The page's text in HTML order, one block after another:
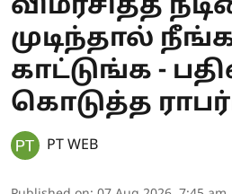
விமர்சித்த
முடிந்தால்
காட்டுங்க -
கொடுத்த
PT WEB